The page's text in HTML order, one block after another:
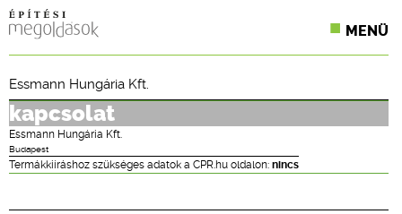
MENÜ
Essmann Hungária Kft.
kapcsolat
Essmann Hungária Kft.
Budapest
Termákkiíráshoz szükséges adatok a CPR.hu oldalon: nincs